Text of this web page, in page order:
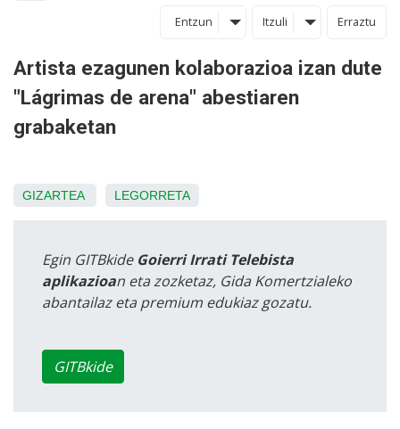
Entzun Itzuli Erraztu
Artista ezagunen kolaborazioa izan dute
"Lágrimas de arena" abestiaren
grabaketan
GIZARTEA LEGORRETA
Egin GITBkide Goierri Irrati Telebista
aplikazioan eta zozketaz, Gida Komertzialeko
abantailaz eta premium edukiaz gozatu.
GITBkide